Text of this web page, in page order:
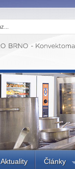
Aktuality Články